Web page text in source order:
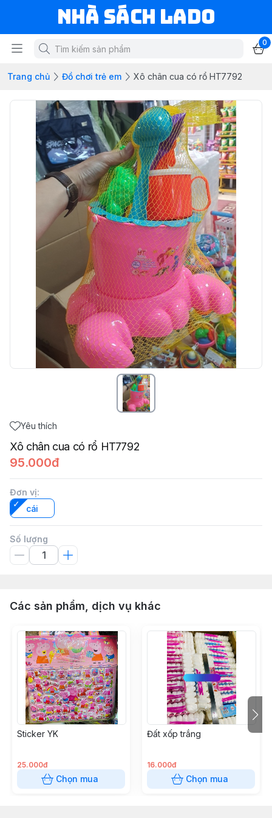
NHÀ SÁCH LADO
0
Trang chủ Đồ chơi trẻ em Xô chân cua có rổ HT7792
Yêu thích
Xô chân cua có rổ HT7792
95.000đ
Đơn vị:
cái
Số lượng
Các sản phẩm, dịch vụ khác
Sticker YK
25.000đ
Chọn mua
Đất xốp trắng
16.000đ
Chọn mua